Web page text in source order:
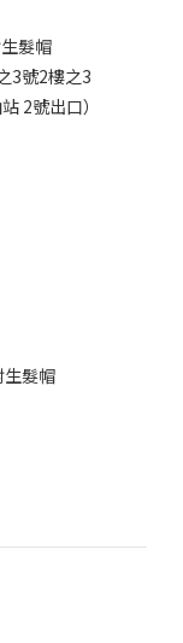
髮帽
3號2樓之3
2號出口）
髮帽